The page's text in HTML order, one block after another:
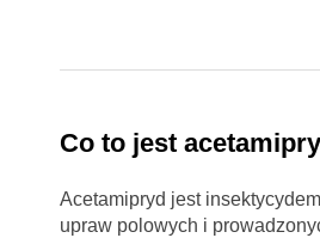
Co to jest
Acetamipryd jest
upraw polowych i